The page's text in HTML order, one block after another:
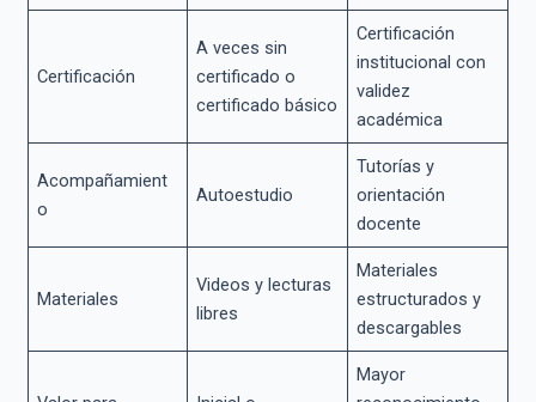
Certificación
A veces sin
certificado o
certificado básico
Certificación
institucional con
validez
académica
Acompañamient
o
Autoestudio
Tutorías y
orientación
docente
Materiales
Videos y lecturas
libres
Materiales
estructurados y
descargables
Mayor